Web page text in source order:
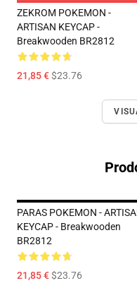
ZEKROM POKEMON -
ARTISAN KEYCAP -
Breakwooden BR2812
21,85 €$23.76
PARAS POKEMON -
KEYCAP - Breakwooden
BR2812
21,85 €$23.76